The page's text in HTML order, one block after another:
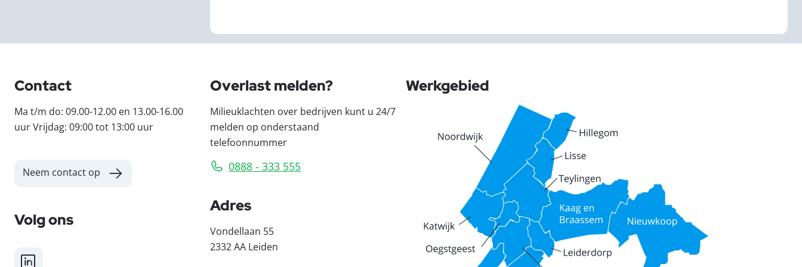
Contact
Ma t/m do: 09.00-12.00 en 13.00-16.00
uur Vrijdag: 09:00 tot 13:00 uur
Neem contact op
Volg ons
LinkedIn
Overlast melden?
Milieuklachten over bedrijven kunt u 24/7
melden op onderstaand
telefoonnummer
0888 - 333 555
Adres
Vondellaan 55
2332 AA Leiden
Werkgebied